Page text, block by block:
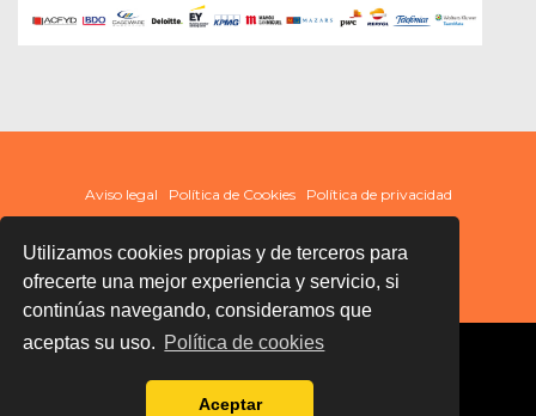
Utilizamos cookies propias y de terceros para
ofrecerte una mejor experiencia y servicio, si
continúas navegando, consideramos que
aceptas su uso. Política de cookies
Aceptar
Aviso legal Política de Cookies Política de privacidad